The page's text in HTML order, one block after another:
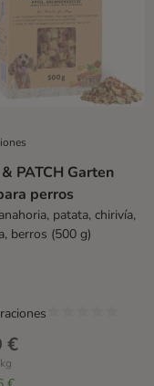
PATCH Garten
perros
patata, chirivía,
berros (500 g)
€